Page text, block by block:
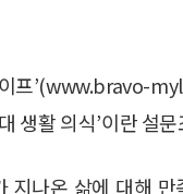
프’(www.bravo-
생활 의식’이란 설
나온 삶에 대해 만